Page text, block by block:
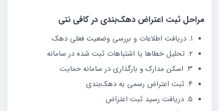
مراحل ثبت اعتراض دهک‌بندی در کافی نتی
۱. دریافت اطلاعات و بررسی وضعیت فعلی دهک
۲. تحلیل خطاها یا اشتباهات ثبت شده در سامانه
۳. اسکن مدارک و بارگذاری در سامانه حمایت
۴. ثبت اعتراض رسمی به دهک‌بندی
۵. دریافت رسید ثبت اعتراض